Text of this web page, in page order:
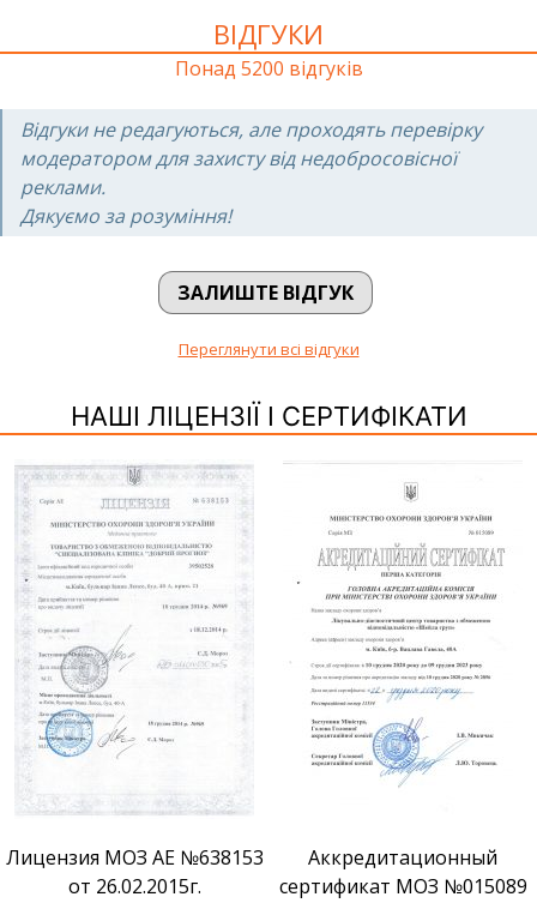
ВІДГУКИ
Понад 5200 відгуків
Відгуки не редагуються, але проходять перевірку
модератором для захисту від недобросовісної
реклами.
Дякуємо за розуміння!
ЗАЛИШТЕ ВІДГУК
Переглянути всі відгуки
НАШІ ЛІЦЕНЗІЇ І СЕРТИФІКАТИ
Лицензия МОЗ АЕ №638153
от 26.02.2015г.
Аккредитационный
сертификат МОЗ №015089